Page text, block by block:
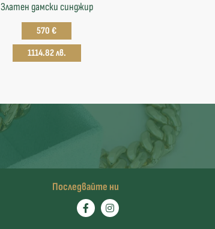
Златен дамски синджир
570 €
1114.82 лв.
Последвайте ни